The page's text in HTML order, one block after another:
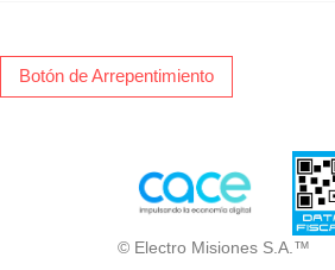
Botón de Arrepentimiento
© Electro Misiones S.A.™